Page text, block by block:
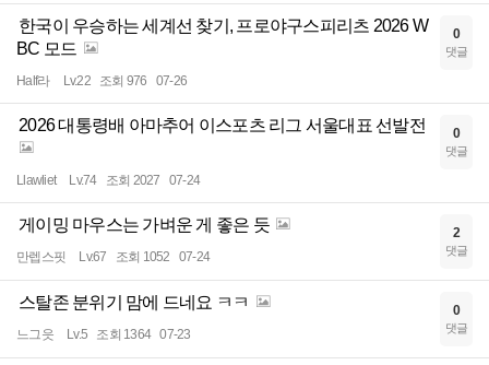
한국이 우승하는 세계선 찾기, 프로야구스피리츠 2026 W
BC 모드
Half라 Lv.22 조회 976 07-26
0
댓글
2026 대통령배 아마추어 이스포츠 리그 서울대표 선발전
Llawliet Lv.74 조회 2027 07-24
0
댓글
게이밍 마우스는 가벼운 게 좋은 듯
만렙스핏 Lv.67 조회 1052 07-24
2
댓글
스탈존 분위기 맘에 드네요 ㅋㅋ
느그읏 Lv.5 조회 1364 07-23
0
댓글